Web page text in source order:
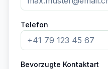
Telefon
Bevorzugte Kontaktart